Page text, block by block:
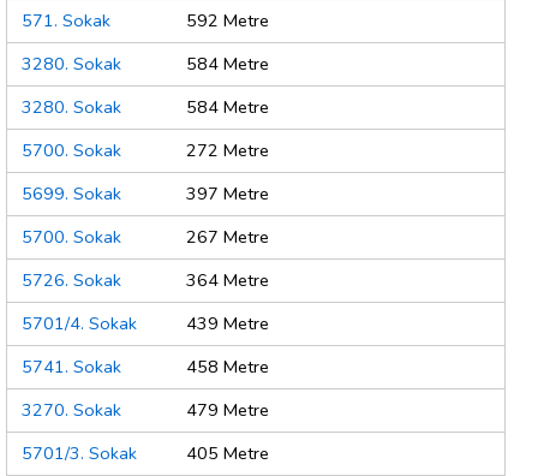
571. Sokak
592 Metre
3280. Sokak
584 Metre
3280. Sokak
584 Metre
5700. Sokak
272 Metre
5699. Sokak
397 Metre
5700. Sokak
267 Metre
5726. Sokak
364 Metre
5701/4. Sokak
439 Metre
5741. Sokak
458 Metre
3270. Sokak
479 Metre
5701/3. Sokak
405 Metre